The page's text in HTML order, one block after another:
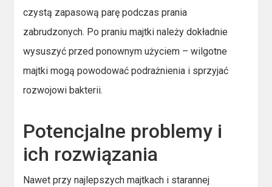
czystą zapasową parę podczas prania
zabrudzonych. Po praniu majtki należy dokładnie
wysuszyć przed ponownym użyciem – wilgotne
majtki mogą powodować podrażnienia i sprzyjać
rozwojowi bakterii.
Potencjalne problemy i
ich rozwiązania
Nawet przy najlepszych majtkach i starannej